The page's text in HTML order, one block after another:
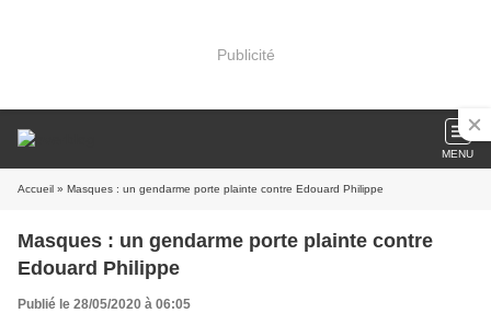
Publicité
MENU
Accueil » Masques : un gendarme porte plainte contre Edouard Philippe
Masques : un gendarme porte plainte contre
Edouard Philippe
Publié le 28/05/2020 à 06:05